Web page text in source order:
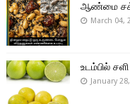
ஆண்மை
March 04,
உடம்பில்
January